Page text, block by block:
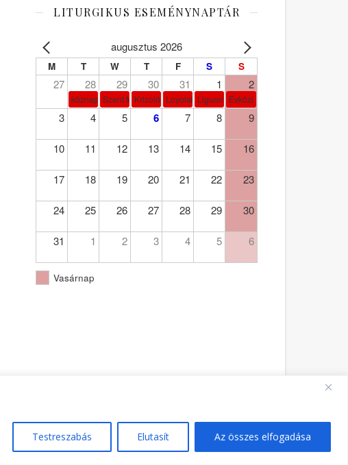
Testreszabás Elutasít Az összes elfogadása
LITURGIKUS ESEMÉNYNAPTÁR
augusztus 2026
M T W T F S S
27 28 29 30 31 1 2
köznap Szent Márta, Mária és Lázár
Krizológ Szent Péter
Loyolai Szent Ignác
Liguori Szent Alfonz pk-et.
Évközi 18. vasárnap
3 4 5 6 7 8 9
10 11 12 13 14 15 16
17 18 19 20 21 22 23
24 25 26 27 28 29 30
31 1 2 3 4 5 6
Vasárnap
Ferences Templom Pécs - PA - hivatalos oldala 2021.